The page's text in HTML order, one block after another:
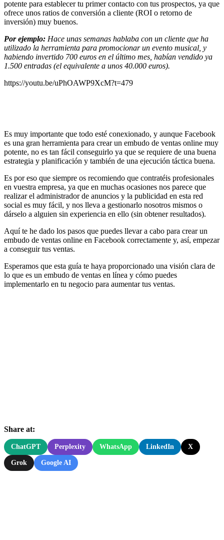
potente para establecer tu primer contacto con tus prospectos, ya que
ofrece unos ratios de conversión a cliente (ROI o retorno de
inversión) muy buenos.
Por ejemplo: Hace unas semanas hablaba con un cliente que ha
utilizado la herramienta para promocionar un evento musical, y
habiendo invertido 700 euros en el último mes, habían vendido ya
1.500 entradas (el equivalente a unos 40.000 euros).
https://youtu.be/uPhOAWP9XcM?t=479
Es muy importante que todo esté conexionado, y aunque Facebook
es una gran herramienta para crear un embudo de ventas online muy
potente, no es tan fácil conseguirlo ya que se requiere de una buena
estrategia y planificación y también de una ejecución táctica buena.
Es por eso que siempre os recomiendo que contratéis profesionales
en vuestra empresa, ya que en muchas ocasiones nos parece que
realizar el administrador de anuncios y la publicidad en esta red
social es muy fácil, y nos lleva a gestionarlo nosotros mismos o
dárselo a alguien sin experiencia en ello (sin obtener resultados).
Aquí te he dado los pasos que puedes llevar a cabo para crear un
embudo de ventas online en Facebook correctamente y, así, empezar
a conseguir tus ventas.
Esperamos que esta guía te haya proporcionado una visión clara de
lo que es un embudo de ventas en línea y cómo puedes
implementarlo en tu negocio para aumentar tus ventas.
Share at:
ChatGPT Perplexity WhatsApp LinkedIn X
Grok Google AI